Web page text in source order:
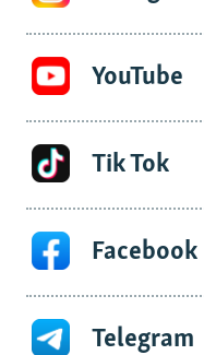
YouTube
Tik Tok
Facebook
Telegram